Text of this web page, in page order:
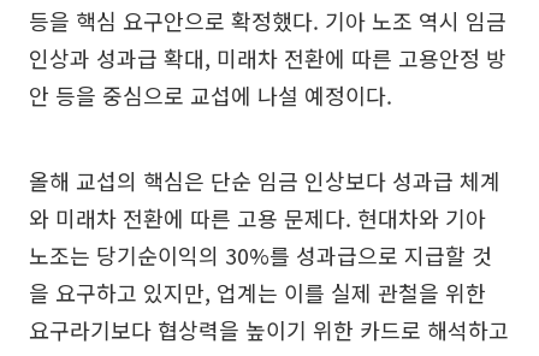
등을 핵심 요구안으로 확정했다. 기아 노조 역시 임금
인상과 성과급 확대, 미래차 전환에 따른 고용안정 방
안 등을 중심으로 교섭에 나설 예정이다.
올해 교섭의 핵심은 단순 임금 인상보다 성과급 체계
와 미래차 전환에 따른 고용 문제다. 현대차와 기아
노조는 당기순이익의 30%를 성과급으로 지급할 것
을 요구하고 있지만, 업계는 이를 실제 관철을 위한
요구라기보다 협상력을 높이기 위한 카드로 해석하고